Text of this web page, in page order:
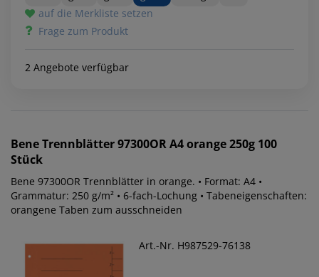
auf die Merkliste setzen
Frage zum Produkt
2 Angebote verfügbar
BeneTrennblätter 97300OR A4 orange 250g 100
Stück
Bene 97300OR Trennblätter in orange. • Format: A4 •
Grammatur: 250 g/m² • 6-fach-Lochung • Tabeneigenschaften:
orangene Taben zum ausschneiden
Art.-Nr. H987529-76138